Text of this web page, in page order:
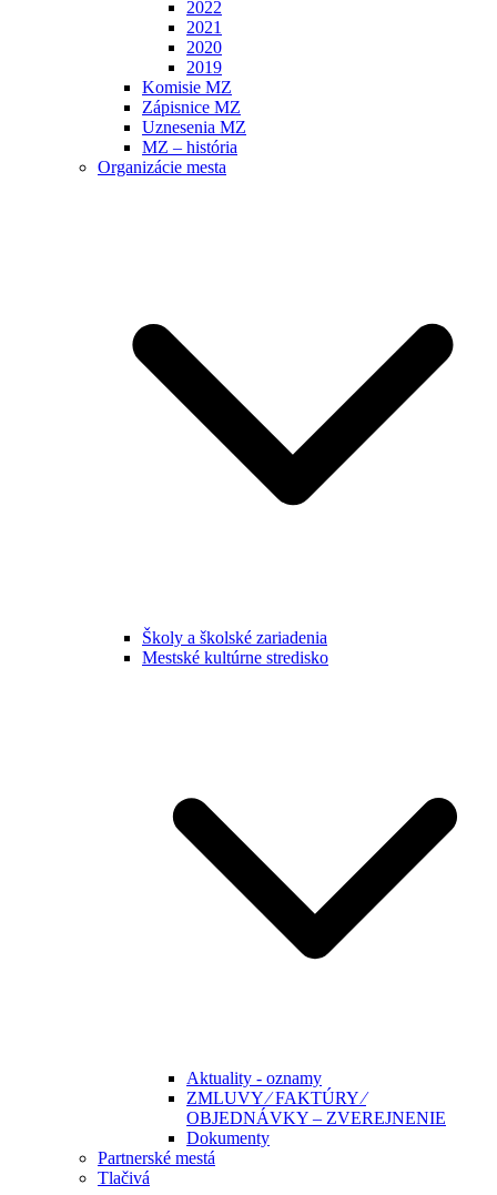
2022
2021
2020
2019
Komisie MZ
Zápisnice MZ
Uznesenia MZ
MZ – história
Organizácie mesta
Školy a školské zariadenia
Mestské kultúrne stredisko
Aktuality - oznamy
ZMLUVY ⁄ FAKTÚRY ⁄
OBJEDNÁVKY – ZVEREJNENIE
Dokumenty
Partnerské mestá
Tlačivá